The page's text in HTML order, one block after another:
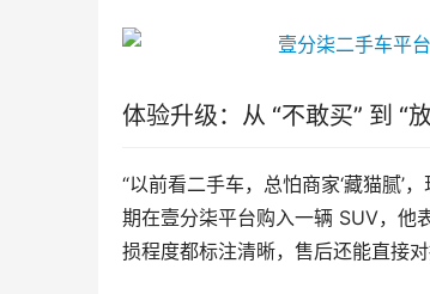
体验升级：从 “不敢买” 到 “
“以前看二手车，总怕商家‘藏猫腻’
期在壹分柒平台购入一辆 SUV，他
损程度都标注清晰，售后还能直接对